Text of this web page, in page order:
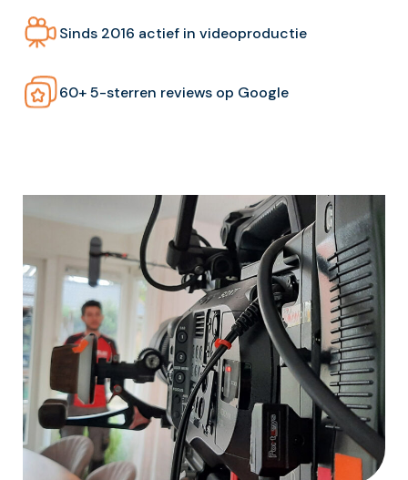
Sinds 2016 actief in videoproductie
60+ 5-sterren reviews op Google